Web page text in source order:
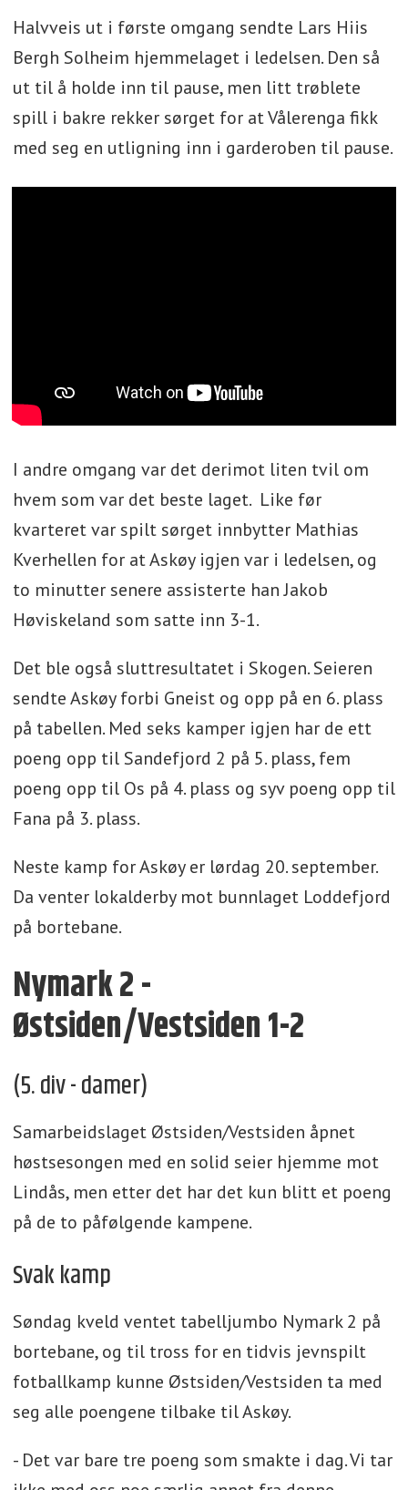
Halvveis ut i første omgang sendte Lars Hiis
Bergh Solheim hjemmelaget i ledelsen. Den så
ut til å holde inn til pause, men litt trøblete
spill i bakre rekker sørget for at Vålerenga fikk
med seg en utligning inn i garderoben til pause.
I andre omgang var det derimot liten tvil om
hvem som var det beste laget. Like før
kvarteret var spilt sørget innbytter Mathias
Kverhellen for at Askøy igjen var i ledelsen, og
to minutter senere assisterte han Jakob
Høviskeland som satte inn 3-1.
Det ble også sluttresultatet i Skogen. Seieren
sendte Askøy forbi Gneist og opp på en 6. plass
på tabellen. Med seks kamper igjen har de ett
poeng opp til Sandefjord 2 på 5. plass, fem
poeng opp til Os på 4. plass og syv poeng opp til
Fana på 3. plass.
Neste kamp for Askøy er lørdag 20. september.
Da venter lokalderby mot bunnlaget Loddefjord
på bortebane.
Nymark 2 -
Østsiden/Vestsiden 1-2
(5. div - damer)
Samarbeidslaget Østsiden/Vestsiden åpnet
høstsesongen med en solid seier hjemme mot
Lindås, men etter det har det kun blitt et poeng
på de to påfølgende kampene.
Svak kamp
Søndag kveld ventet tabelljumbo Nymark 2 på
bortebane, og til tross for en tidvis jevnspilt
fotballkamp kunne Østsiden/Vestsiden ta med
seg alle poengene tilbake til Askøy.
- Det var bare tre poeng som smakte i dag. Vi tar